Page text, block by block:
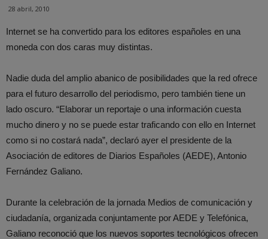
28 abril, 2010
Internet se ha convertido para los editores españoles en una
moneda con dos caras muy distintas.
Nadie duda del amplio abanico de posibilidades que la red ofrece
para el futuro desarrollo del periodismo, pero también tiene un
lado oscuro. “Elaborar un reportaje o una información cuesta
mucho dinero y no se puede estar traficando con ello en Internet
como si no costará nada”, declaró ayer el presidente de la
Asociación de editores de Diarios Españoles (AEDE), Antonio
Fernández Galiano.
Durante la celebración de la jornada Medios de comunicación y
ciudadanía, organizada conjuntamente por AEDE y Telefónica,
Galiano reconoció que los nuevos soportes tecnológicos ofrecen